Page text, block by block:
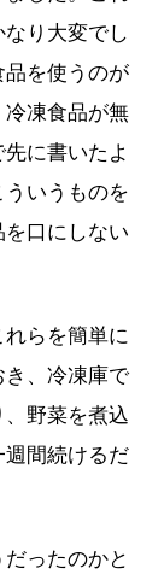
り大変でし
を使うのが
凍食品が無
に書いたよ
いうものを
口にしない
らを簡単に
、冷凍庫で
野菜を煮込
間続けるだ
ったのかと